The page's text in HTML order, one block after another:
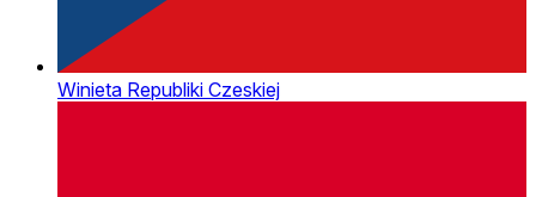
Winieta Republiki Czeskiej